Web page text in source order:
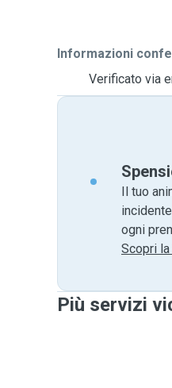
Informazioni
Verificato via
Il tuo
ogni
Scopri
Più servizi